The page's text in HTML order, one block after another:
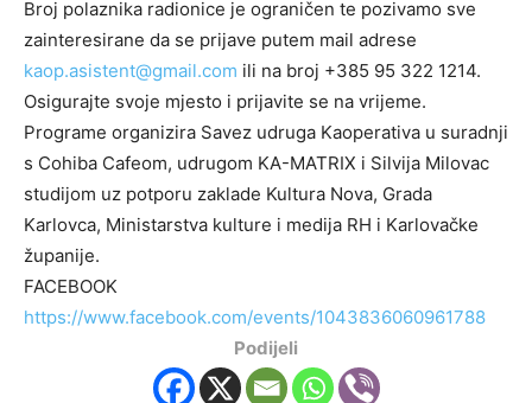
Broj polaznika radionice je ograničen te pozivamo sve
zainteresirane da se prijave putem mail adrese
kaop.asistent@gmail.com ili na broj +385 95 322 1214.
Osigurajte svoje mjesto i prijavite se na vrijeme.
Programe organizira Savez udruga Kaoperativa u suradnji
s Cohiba Cafeom, udrugom KA-MATRIX i Silvija Milovac
studijom uz potporu zaklade Kultura Nova, Grada
Karlovca, Ministarstva kulture i medija RH i Karlovačke
županije.
FACEBOOK
https://www.facebook.com/events/1043836060961788
Podijeli